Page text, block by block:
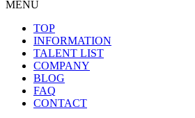
MENU
TOP
INFORMATION
TALENT LIST
COMPANY
BLOG
FAQ
CONTACT